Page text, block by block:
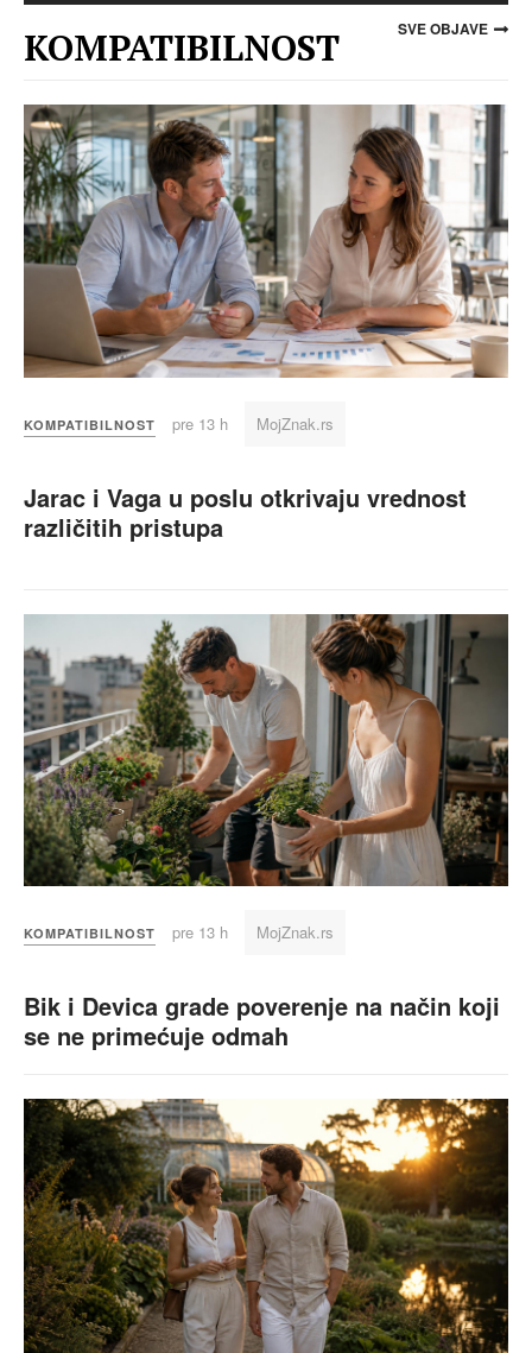
KOMPATIBILNOST SVE OBJAVE
KOMPATIBILNOST pre 13 h MojZnak.rs
Jarac i Vaga u poslu otkrivaju vrednost
različitih pristupa
KOMPATIBILNOST pre 13 h MojZnak.rs
Bik i Devica grade poverenje na način koji
se ne primećuje odmah